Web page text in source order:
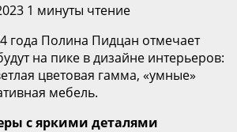
1 минуты чтение
года Полина Пидцан отмечает
на пике в дизайне интерьеров:
цветовая гамма, «умные»
мебель.
сяркими деталями